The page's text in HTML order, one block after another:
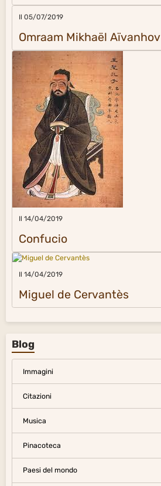
Il 05/07/2019
Omraam Mikhaël Aïvanhov
Il 14/04/2019
Confucio
Il 14/04/2019
Miguel de Cervantès
Blog
Immagini
Citazioni
Musica
Pinacoteca
Paesi del mondo